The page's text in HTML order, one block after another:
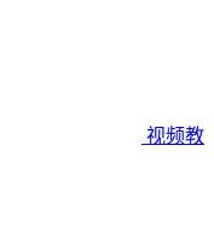
视频教